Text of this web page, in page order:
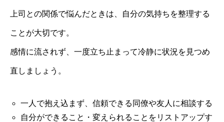
上司との関係で悩んだときは、自分の気持ちを整理する
ことが大切です。
感情に流されず、一度立ち止まって冷静に状況を見つめ
直しましょう。
一人で抱え込まず、信頼できる同僚や友人に相談する
自分ができること・変えられることをリストアップす